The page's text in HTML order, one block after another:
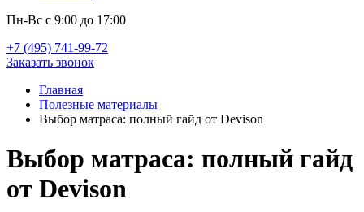
Пн-Вс с 9:00 до 17:00
+7 (495) 741-99-72
Заказать звонок
Главная
Полезные материалы
Выбор матраса: полный гайд от Devison
Выбор матраса: полный гайд
от Devison